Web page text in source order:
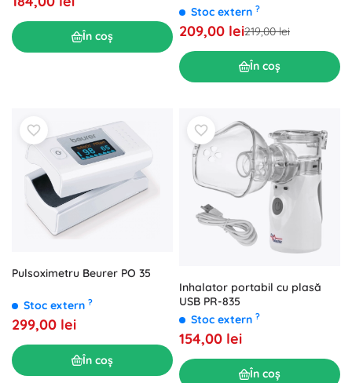
În coș
și ureche
Stoc extern ?
209,00 lei219,00 lei
În coș
Pulsoximetru Beurer PO 35
Stoc extern ?
299,00 lei
În coș
Inhalator portabil cu plasă
USB PR-835
Stoc extern ?
154,00 lei
În coș